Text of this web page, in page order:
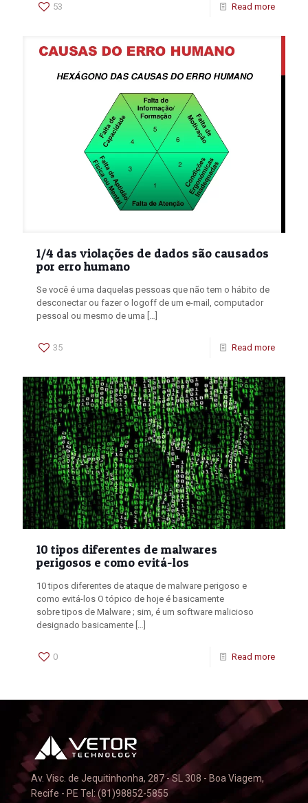
53 Read more
1/4 das violações de dados são causados
por erro humano
Se você é uma daquelas pessoas que não tem o hábito de
desconectar ou fazer o logoff de um e-mail, computador
pessoal ou mesmo de uma […]
35 Read more
10 tipos diferentes de malwares
perigosos e como evitá-los
10 tipos diferentes de ataque de malware perigoso e
como evitá-los O tópico de hoje é basicamente
sobre tipos de Malware ; sim, é um software malicioso
designado basicamente […]
0 Read more
Av. Visc. de Jequitinhonha, 287 - SL 308 - Boa Viagem,
Recife - PE Tel: (81)98852-5855